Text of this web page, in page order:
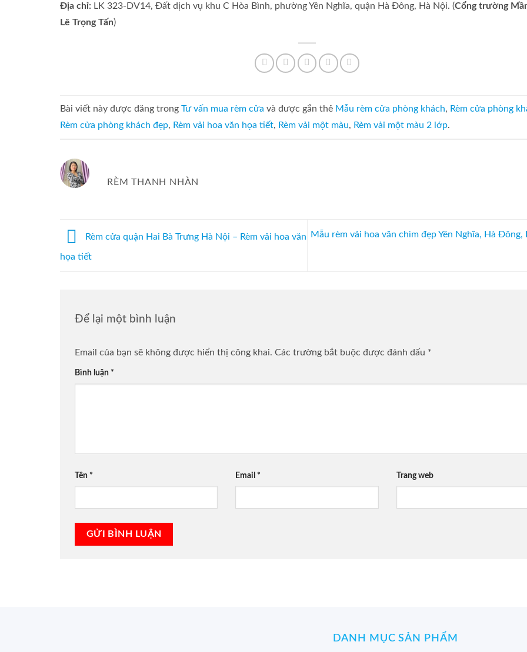
Địa chỉ: LK 323-DV14, Đất dịch vụ khu C Hòa Bình, phường Yên Nghĩa, quận Hà Đông, Hà Nội. (Cổng trường
Lê Trọng Tấn)
Bài viết này được đăng trong Tư vấn mua rèm cửa và được gắn thẻ Mẫu rèm cửa phòng khách, Rèm cửa phòng
Rèm cửa phòng khách đẹp, Rèm vải hoa văn họa tiết, Rèm vải một màu, Rèm vải một màu 2 lớp.
RÈM THANH NHÀN
Rèm cửa quận Hai Bà Trưng Hà Nội – Rèm vải hoa văn
họa tiết
Mẫu rèm vải hoa văn chìm đẹp Yên Nghĩa, Hà Đông,
Để lại một bình luận
Email của bạn sẽ không được hiển thị công khai. Các trường bắt buộc được đánh dấu *
Bình luận *
Tên * Email * Trang web
DANH MỤC SẢN PHẨM